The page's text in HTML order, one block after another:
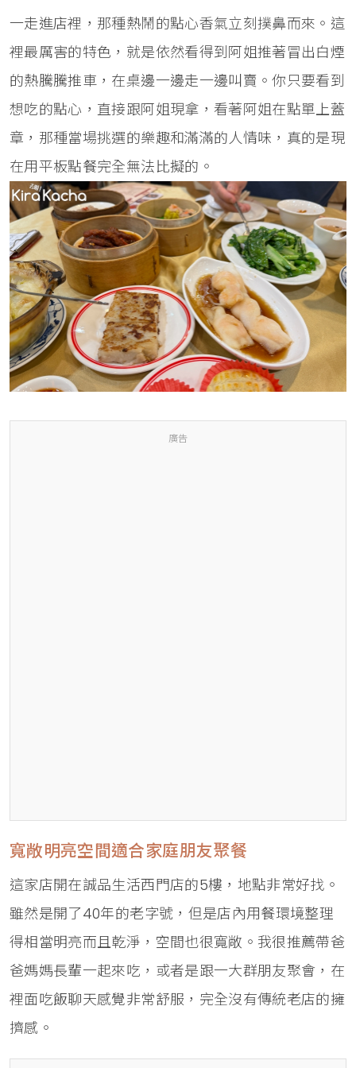
一走進店裡，那種熱鬧的點心香氣立刻撲鼻而來。這
裡最厲害的特色，就是依然看得到阿姐推著冒出白煙
的熱騰騰推車，在桌邊一邊走一邊叫賣。你只要看到
想吃的點心，直接跟阿姐現拿，看著阿姐在點單上蓋
章，那種當場挑選的樂趣和滿滿的人情味，真的是現
在用平板點餐完全無法比擬的。
廣告
寬敞明亮空間適合家庭朋友聚餐
這家店開在誠品生活西門店的5樓，地點非常好找。
雖然是開了40年的老字號，但是店內用餐環境整理
得相當明亮而且乾淨，空間也很寬敞。我很推薦帶爸
爸媽媽長輩一起來吃，或者是跟一大群朋友聚會，在
裡面吃飯聊天感覺非常舒服，完全沒有傳統老店的擁
擠感。